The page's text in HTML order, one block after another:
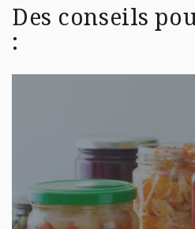
Des conseils
: